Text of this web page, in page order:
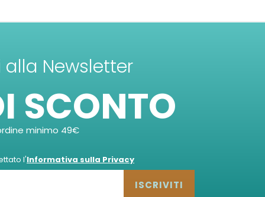
alla Newsletter
SCONTO
minimo 49€
l'Informativa sulla Privacy
ISCRIVITI